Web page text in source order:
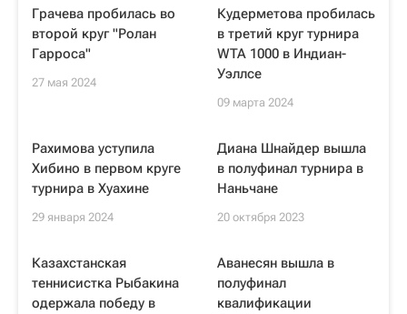
Грачева пробилась во
второй круг "Ролан
Гарроса"
27 мая 2024
Кудерметова пробилась
в третий круг турнира
WTA 1000 в Индиан-
Уэллсе
09 марта 2024
Рахимова уступила
Хибино в первом круге
турнира в Хуахине
29 января 2024
Диана Шнайдер вышла
в полуфинал турнира в
Наньчане
20 октября 2023
Казахстанская
теннисистка Рыбакина
одержала победу в
Аванесян вышла в
полуфинал
квалификации